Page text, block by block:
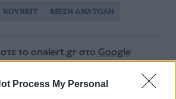
Process My Personal
το onalert.gr στο Google
πρώτοι όλες τις ειδήσεις
ΚΟΥΒΕΙΤ ΜΕΣΗ ΑΝΑΤΟΛΗ